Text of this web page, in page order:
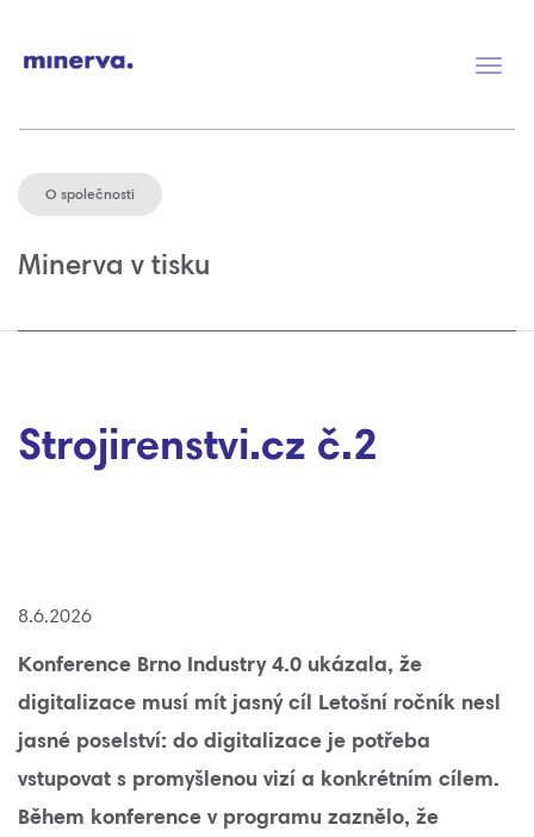
O společnosti
Minerva v tisku
Strojirenstvi.cz č.2
8.6.2026
Konference Brno Industry 4.0 ukázala, že
digitalizace musí mít jasný cíl Letošní ročník nesl
jasné poselství: do digitalizace je potřeba
vstupovat s promyšlenou vizí a konkrétním cílem.
Během konference v programu zaznělo, že